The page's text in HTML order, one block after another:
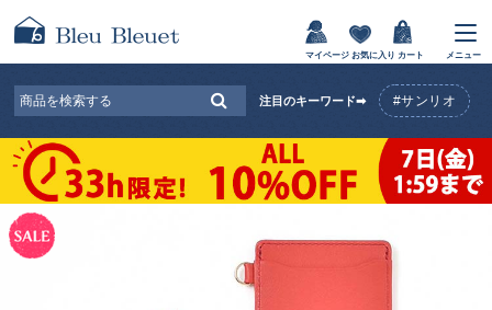
マイページ お気に入り カート メニュー
注目のキーワード➡ #サンリオ